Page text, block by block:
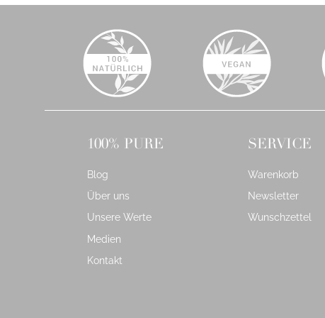
100% PURE
Blog
Über uns
Unsere Werte
Medien
Kontakt
SERVICE
Warenkorb
Newsletter
Wunschzettel